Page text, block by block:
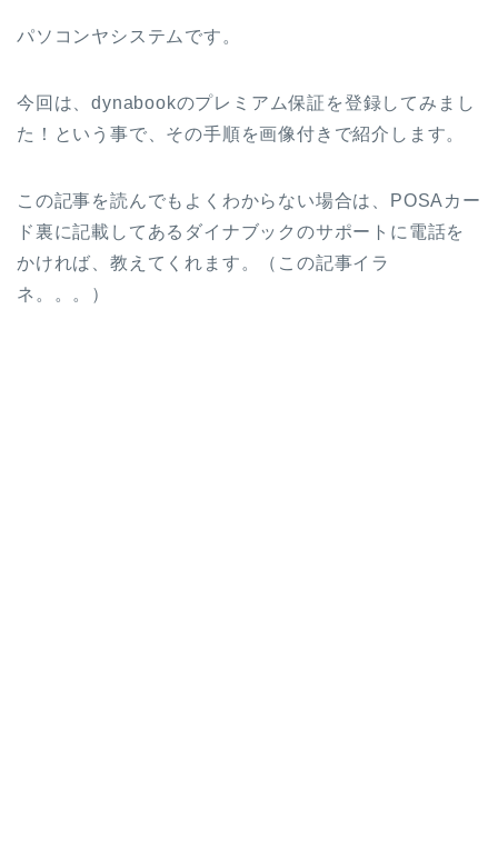
パソコンヤシステムです。
今回は、dynabookのプレミアム保証を登録してみまし
た！という事で、その手順を画像付きで紹介します。
この記事を読んでもよくわからない場合は、POSAカー
ド裏に記載してあるダイナブックのサポートに電話を
かければ、教えてくれます。（この記事イラ
ネ。。。）